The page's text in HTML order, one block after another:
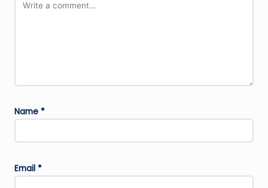
Name *
Email *